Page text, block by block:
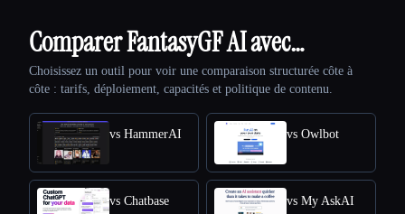
Comparer FantasyGF AI avec…
Choisissez un outil pour voir une comparaison structurée côte à
côte : tarifs, déploiement, capacités et politique de contenu.
vs HammerAI vs Owlbot
vs Chatbase vs My AskAI